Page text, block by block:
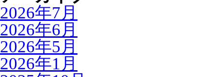
2026年7月
2026年6月
2026年5月
2026年1月